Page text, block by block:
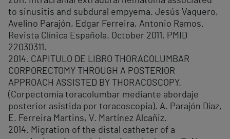
to sinusitis and subdural empyema. Jesús Vaquero,
Avelino Parajón, Edgar Ferreira, Antonio Ramos.
Revista Clínica Española. October 2011. PMID
22030311.
2014. CAPITULO DE LIBRO THORACOLUMBAR
CORPORECTOMY THROUGH A POSTERIOR
APPROACH ASSISTED BY THORACOSCOPY.
(Corpectomía toracolumbar mediante abordaje
posterior asistida por toracoscopia). A. Parajón Díaz,
E. Ferreira Martins, V. Martínez Alcañiz.
2014. Migration of the distal catheter of a